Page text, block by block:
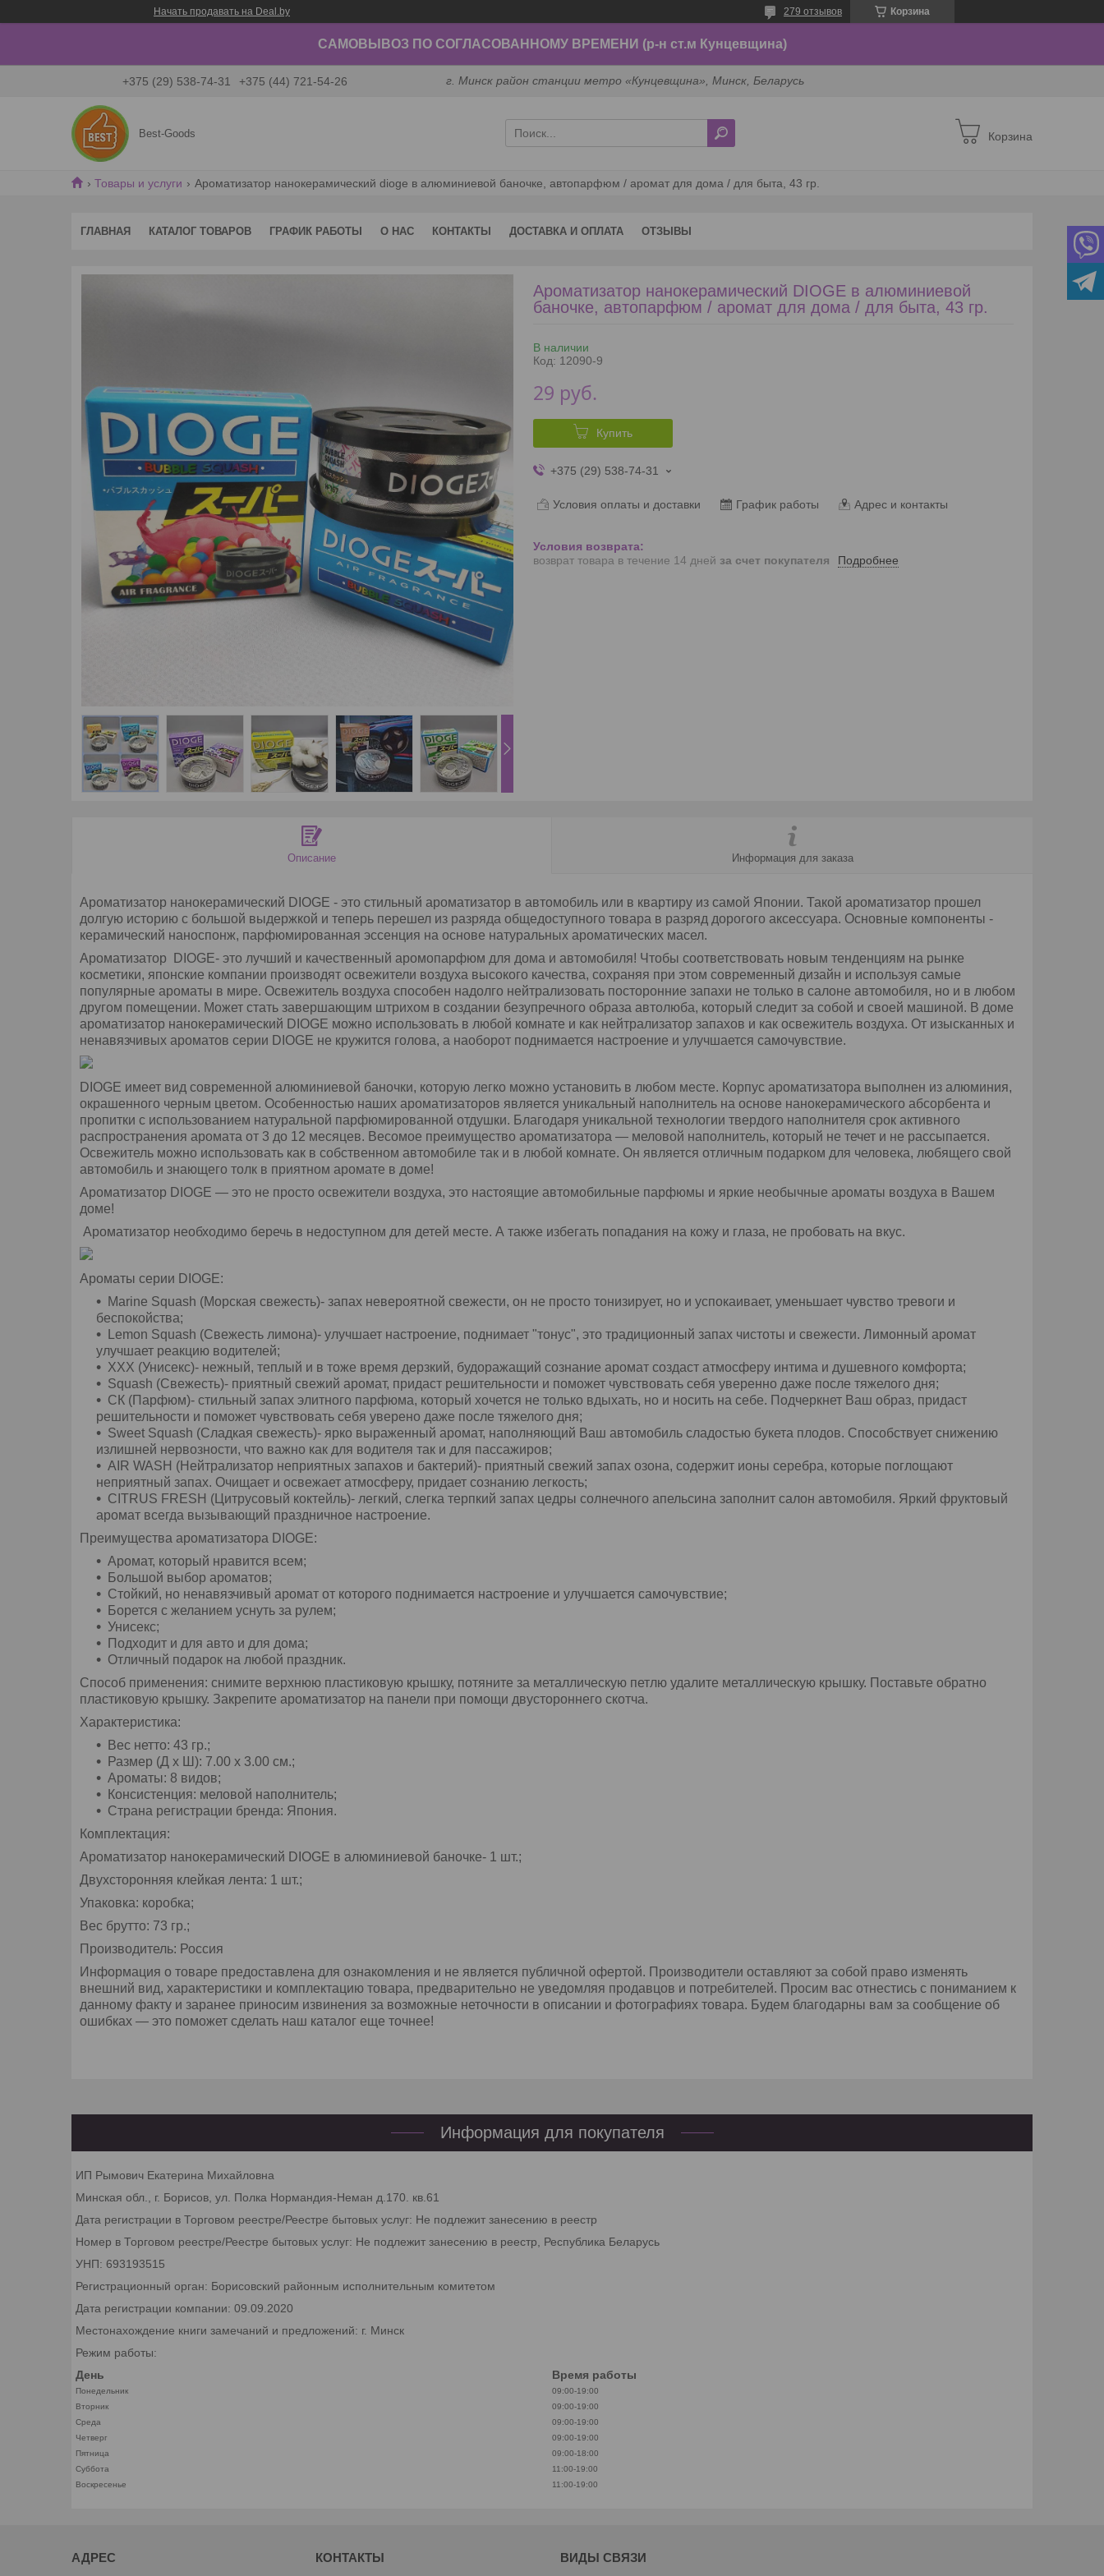
Начать продавать на Deal.by Корзина
279 отзывов
САМОВЫВОЗ ПО СОГЛАСОВАННОМУ ВРЕМЕНИ (р-н ст.м Кунцевщина)
+375 (29) 538-74-31 +375 (44) 721-54-26 г. Минск район станции метро «Кунцевщина», Минск, Беларусь
Best-Goods Корзина
Товары и услуги Ароматизатор нанокерамический dioge в алюминиевой баночке, автопарфюм / аромат для дома / для быта, 43 гр.
ГЛАВНАЯ КАТАЛОГ ТОВАРОВ ГРАФИК РАБОТЫ О НАС КОНТАКТЫ ДОСТАВКА И ОПЛАТА ОТЗЫВЫ
Ароматизатор нанокерамический DIOGE в алюминиевой
баночке, автопарфюм / аромат для дома / для быта, 43 гр.
В наличии
Код: 12090-9
29 руб.
Купить
+375 (29) 538-74-31
Условия оплаты и доставки График работы Адрес и контакты
возврат товара в течение 14 дней за счет покупателя Подробнее
Описание Информация для заказа
Ароматизатор нанокерамический DIOGE - это стильный ароматизатор в автомобиль или в квартиру из самой Японии. Такой ароматизатор прошел
долгую историю с большой выдержкой и теперь перешел из разряда общедоступного товара в разряд дорогого аксессуара. Основные компоненты -
керамический наноспонж, парфюмированная эссенция на основе натуральных ароматических масел.
Ароматизатор DIOGE- это лучший и качественный аромопарфюм для дома и автомобиля! Чтобы соответствовать новым тенденциям на рынке
косметики, японские компании производят освежители воздуха высокого качества, сохраняя при этом современный дизайн и используя самые
популярные ароматы в мире. Освежитель воздуха способен надолго нейтрализовать посторонние запахи не только в салоне автомобиля, но и в любом
другом помещении. Может стать завершающим штрихом в создании безупречного образа автолюба, который следит за собой и своей машиной. В доме
ароматизатор нанокерамический DIOGE можно использовать в любой комнате и как нейтрализатор запахов и как освежитель воздуха. От изысканных и
ненавязчивых ароматов серии DIOGE не кружится голова, а наоборот поднимается настроение и улучшается самочувствие.
DIOGE имеет вид современной алюминиевой баночки, которую легко можно установить в любом месте. Корпус ароматизатора выполнен из алюминия,
окрашенного черным цветом. Особенностью наших ароматизаторов является уникальный наполнитель на основе нанокерамического абсорбента и
пропитки с использованием натуральной парфюмированной отдушки. Благодаря уникальной технологии твердого наполнителя срок активного
распространения аромата от 3 до 12 месяцев. Весомое преимущество ароматизатора — меловой наполнитель, который не течет и не рассыпается.
Освежитель можно использовать как в собственном автомобиле так и в любой комнате. Он является отличным подарком для человека, любящего свой
автомобиль и знающего толк в приятном аромате в доме!
Ароматизатор DIOGE — это не просто освежители воздуха, это настоящие автомобильные парфюмы и яркие необычные ароматы воздуха в Вашем
доме!
Ароматизатор необходимо беречь в недоступном для детей месте. А также избегать попадания на кожу и глаза, не пробовать на вкус.
Ароматы серии DIOGE:
Marine Squash (Морская свежесть)- запах невероятной свежести, он не просто тонизирует, но и успокаивает, уменьшает чувство тревоги и
беспокойства;
Lemon Squash (Свежесть лимона)- улучшает настроение, поднимает "тонус", это традиционный запах чистоты и свежести. Лимонный аромат
улучшает реакцию водителей;
XXX (Унисекс)- нежный, теплый и в тоже время дерзкий, будоражащий сознание аромат создаст атмосферу интима и душевного комфорта;
Squash (Свежесть)- приятный свежий аромат, придаст решительности и поможет чувствовать себя уверенно даже после тяжелого дня;
СК (Парфюм)- стильный запах элитного парфюма, который хочется не только вдыхать, но и носить на себе. Подчеркнет Ваш образ, придаст
решительности и поможет чувствовать себя уверено даже после тяжелого дня;
Sweet Squash (Сладкая свежесть)- ярко выраженный аромат, наполняющий Ваш автомобиль сладостью букета плодов. Способствует снижению
излишней нервозности, что важно как для водителя так и для пассажиров;
AIR WASH (Нейтрализатор неприятных запахов и бактерий)- приятный свежий запах озона, содержит ионы серебра, которые поглощают
неприятный запах. Очищает и освежает атмосферу, придает сознанию легкость;
CITRUS FRESH (Цитрусовый коктейль)- легкий, слегка терпкий запах цедры солнечного апельсина заполнит салон автомобиля. Яркий фруктовый
аромат всегда вызывающий праздничное настроение.
Преимущества ароматизатора DIOGE:
Аромат, который нравится всем;
Большой выбор ароматов;
Стойкий, но ненавязчивый аромат от которого поднимается настроение и улучшается самочувствие;
Борется с желанием уснуть за рулем;
Унисекс;
Подходит и для авто и для дома;
Отличный подарок на любой праздник.
Способ применения: снимите верхнюю пластиковую крышку, потяните за металлическую петлю удалите металлическую крышку. Поставьте обратно
пластиковую крышку. Закрепите ароматизатор на панели при помощи двустороннего скотча.
Характеристика:
Вес нетто: 43 гр.;
Размер (Д х Ш): 7.00 х 3.00 см.;
Ароматы: 8 видов;
Консистенция: меловой наполнитель;
Страна регистрации бренда: Япония.
Комплектация:
Ароматизатор нанокерамический DIOGE в алюминиевой баночке- 1 шт.;
Двухсторонняя клейкая лента: 1 шт.;
Упаковка: коробка;
Вес брутто: 73 гр.;
Производитель: Россия
Информация о товаре предоставлена для ознакомления и не является публичной офертой. Производители оставляют за собой право изменять
внешний вид, характеристики и комплектацию товара, предварительно не уведомляя продавцов и потребителей. Просим вас отнестись с пониманием к
данному факту и заранее приносим извинения за возможные неточности в описании и фотографиях товара. Будем благодарны вам за сообщение об
ошибках — это поможет сделать наш каталог еще точнее!
Информация для покупателя
ИП Рымович Екатерина Михайловна
Минская обл., г. Борисов, ул. Полка Нормандия-Неман д.170. кв.61
Дата регистрации в Торговом реестре/Реестре бытовых услуг: Не подлежит занесению в реестр
Номер в Торговом реестре/Реестре бытовых услуг: Не подлежит занесению в реестр, Республика Беларусь
УНП: 693193515
Регистрационный орган: Борисовский районным исполнительным комитетом
Дата регистрации компании: 09.09.2020
Местонахождение книги замечаний и предложений: г. Минск
Режим работы:
День
Время работы
Понедельник
09:00-19:00
Вторник
09:00-19:00
Среда
09:00-19:00
Четверг
09:00-19:00
Пятница
09:00-18:00
Суббота
11:00-19:00
Воскресенье
11:00-19:00